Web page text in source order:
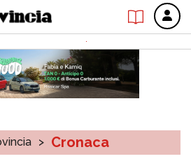
> Cronaca